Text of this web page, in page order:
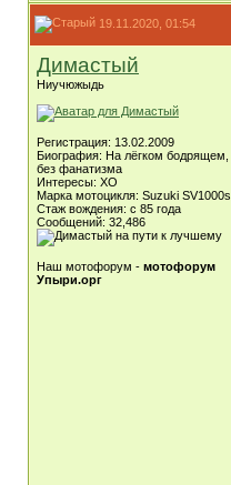
19.11.2020, 01:54
Димастый
Ниучюжыдь
Регистрация: 13.02.2009
Биография: На лёгком бодрящем,
без фанатизма
Интересы: ХО
Марка мотоцикля: Suzuki SV1000s
Стаж вождения: с 85 года
Сообщений: 32,486
Наш мотофорум - мотофорум
Упыри.орг